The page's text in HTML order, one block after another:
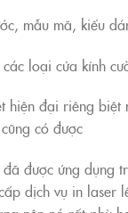
mẫu mã, kiểu
loại cửa kính
hiện đại riêng biệt
có được
được ứng dụng
dịch vụ in laser